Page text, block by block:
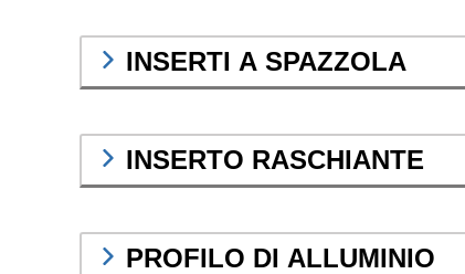
INSERTI A SPAZZOLA
INSERTO RASCHIANTE
PROFILO DI ALLUMINIO